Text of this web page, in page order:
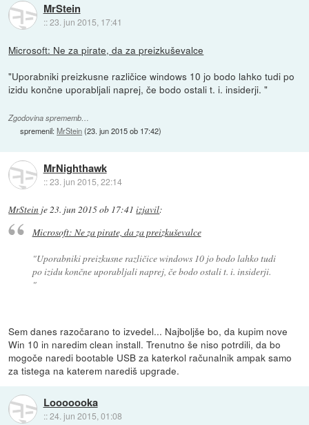
MrStein
::23. jun 2015, 17:41
Microsoft: Ne za pirate, da za preizkuševalce
"Uporabniki preizkusne različice windows 10 jo bodo lahko tudi po
izidu končne uporabljali naprej, če bodo ostali t. i. insiderji. "
Zgodovina sprememb…
spremenil:MrStein(23. jun 2015 ob 17:42)
MrNighthawk
::23. jun 2015, 22:14
MrStein je23. jun 2015 ob 17:41 izjavil:
Microsoft: Ne za pirate, da za preizkuševalce
"Uporabniki preizkusne različice windows 10 jo bodo lahko tudi
po izidu končne uporabljali naprej, če bodo ostali t. i. insiderji.
"
Sem danes razočarano to izvedel... Najboljše bo, da kupim nove
Win 10 in naredim clean install. Trenutno še niso potrdili, da bo
mogoče naredi bootable USB za katerkol računalnik ampak samo
za tistega na katerem narediš upgrade.
Looooooka
::24. jun 2015, 01:08